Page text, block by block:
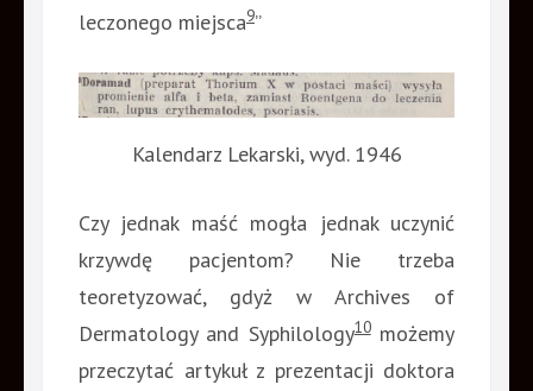
leczonego miejsca9”
Kalendarz Lekarski, wyd. 1946
Czy jednak maść mogła jednak uczynić
krzywdę pacjentom? Nie trzeba
teoretyzować, gdyż w Archives of
Dermatology and Syphilology10możemy
przeczytać artykuł z prezentacji doktora